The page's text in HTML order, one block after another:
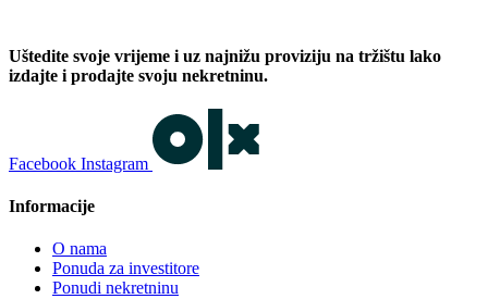
Uštedite svoje vrijeme i uz najnižu proviziju na tržištu lako
izdajte i prodajte svoju nekretninu.
Facebook Instagram
Informacije
O nama
Ponuda za investitore
Ponudi nekretninu